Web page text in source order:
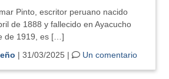
Pinto, escritor peruano nacido
de 1888 y fallecido en Ayacucho
de 1919, es […]
| 31/03/2025 | Un comentario